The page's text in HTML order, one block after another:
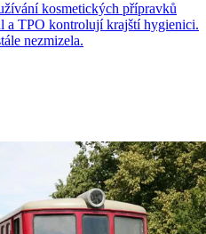
kosmetických přípravků
a TPO kontrolují krajští hygienici.
nezmizela.